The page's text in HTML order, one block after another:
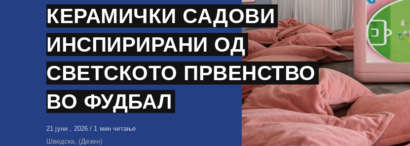
КЕРАМИЧКИ САДОВИ
ИНСПИРИРАНИ ОД
СВЕТСКОТО ПРВЕНСТВО
ВО ФУДБАЛ
Објавено
на
21 јуни , 2026 1 мин читање
Шведска, (Дезен)